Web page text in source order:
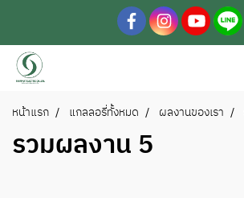
หน้าแรก แกลลอรี่ทั้งหมด ผลงานของเรา
รวมผลงาน 5